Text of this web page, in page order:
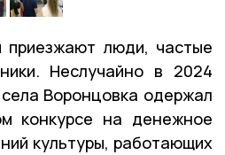
приезжают люди, частые
Неслучайно в 2024
Воронцовка одержал
конкурсе на денежное
культуры, работающих